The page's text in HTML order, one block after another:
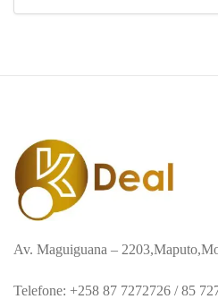
Av. Maguiguana –
Telefone: +258 87 7272726 / 85